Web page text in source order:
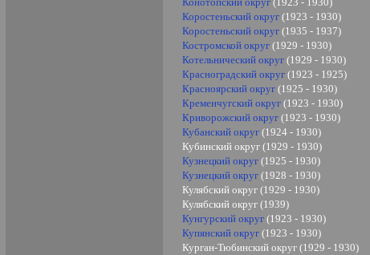
Коростеньский округ (1923 - 1930)
Коростеньский округ (1935 - 1937)
Костромской округ (1929 - 1930)
Котельнический округ (1929 - 1930)
Красноградский округ (1923 - 1925)
Красноярский округ (1925 - 1930)
Кременчугский округ (1923 - 1930)
Криворожский округ (1923 - 1930)
Кубанский округ (1924 - 1930)
Кубинский округ (1929 - 1930)
Кузнецкий округ (1925 - 1930)
Кузнецкий округ (1928 - 1930)
Кулябский округ (1929 - 1930)
Кулябский округ (1939)
Кунгурский округ (1923 - 1930)
Купянский округ (1923 - 1930)
Курган-Тюбинский округ (1929 - 1930)